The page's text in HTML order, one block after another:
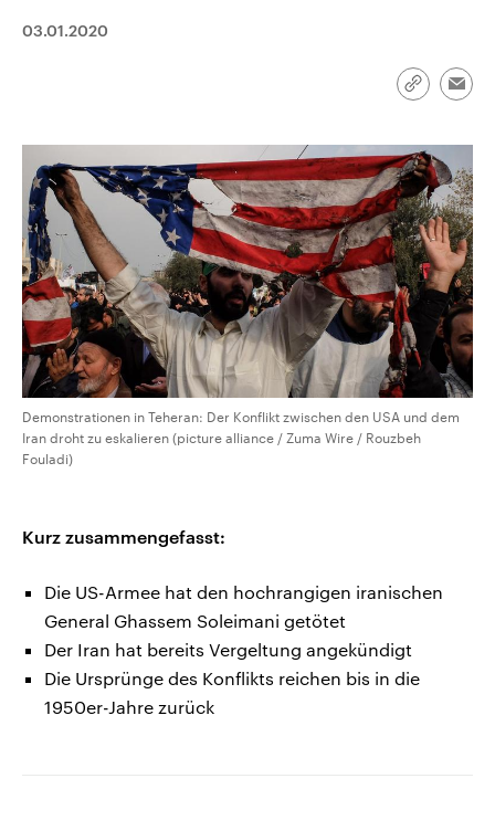
Umfragen, Prognosen,
Wahlprogramme, aktuelle Berichte
03.01.2020
Link
Demonstrationen in Teheran: Der Konflikt zwischen den USA und dem
Iran droht zu eskalieren (picture alliance / Zuma Wire / Rouzbeh
Fouladi)
Kurz zusammengefasst:
Die US-Armee hat den hochrangigen iranischen
General Ghassem Soleimani getötet
Der Iran hat bereits Vergeltung angekündigt
Die Ursprünge des Konflikts reichen bis in die
1950er-Jahre zurück